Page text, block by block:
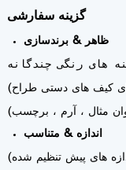
گزینه سفارشی
ظاهر & برندسازی
های رنگی چندگانه
کیف های دستی طراح)
مثال ، آرم ، برچسب)
اندازه & متناسب
های پیش تنظیم شده)